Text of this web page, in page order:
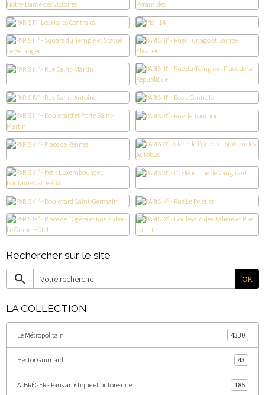
Rechercher sur le site
OK
LA COLLECTION
Le Métropolitain 4330
Hector Guimard 43
A. BRÉGER - Paris artistique et pittoresque 185